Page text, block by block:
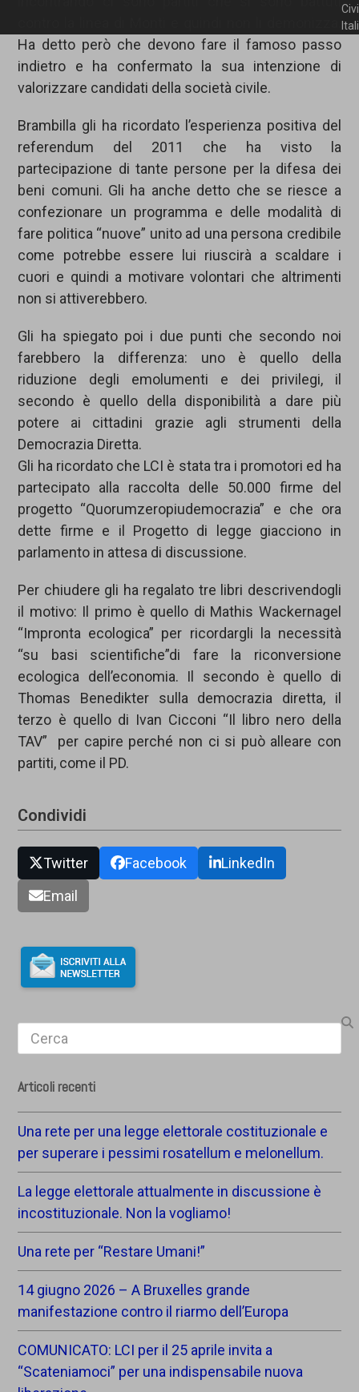
Ha detto però che devono fare il famoso passo
indietro e ha confermato la sua intenzione di
valorizzare candidati della società civile.
Brambilla gli ha ricordato l’esperienza positiva del
referendum del 2011 che ha visto la
partecipazione di tante persone per la difesa dei
beni comuni. Gli ha anche detto che se riesce a
confezionare un programma e delle modalità di
fare politica “nuove” unito ad una persona credibile
come potrebbe essere lui riuscirà a scaldare i
cuori e quindi a motivare volontari che altrimenti
non si attiverebbero.
Gli ha spiegato poi i due punti che secondo noi
farebbero la differenza: uno è quello della
riduzione degli emolumenti e dei privilegi, il
secondo è quello della disponibilità a dare più
potere ai cittadini grazie agli strumenti della
Democrazia Diretta.
Gli ha ricordato che LCI è stata tra i promotori ed ha
partecipato alla raccolta delle 50.000 firme del
progetto “Quorumzeropiudemocrazia” e che ora
dette firme e il Progetto di legge giacciono in
parlamento in attesa di discussione.
Per chiudere gli ha regalato tre libri descrivendogli
il motivo: Il primo è quello di Mathis Wackernagel
“Impronta ecologica” per ricordargli la necessità
“su basi scientifiche”di fare la riconversione
ecologica dell’economia. Il secondo è quello di
Thomas Benedikter sulla democrazia diretta, il
terzo è quello di Ivan Cicconi “Il libro nero della
TAV” per capire perché non ci si può alleare con
partiti, come il PD.
Condividi
Twitter Facebook
LinkedIn
Email
Search
Articoli recenti
Una rete per una legge elettorale costituzionale e
per superare i pessimi rosatellum e melonellum.
La legge elettorale attualmente in discussione è
incostituzionale. Non la vogliamo!
Una rete per “Restare Umani!”
14 giugno 2026 – A Bruxelles grande
manifestazione contro il riarmo dell’Europa
COMUNICATO: LCI per il 25 aprile invita a
“Scateniamoci” per una indispensabile nuova